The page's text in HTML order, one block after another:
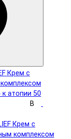
В
Крем с
комплексом